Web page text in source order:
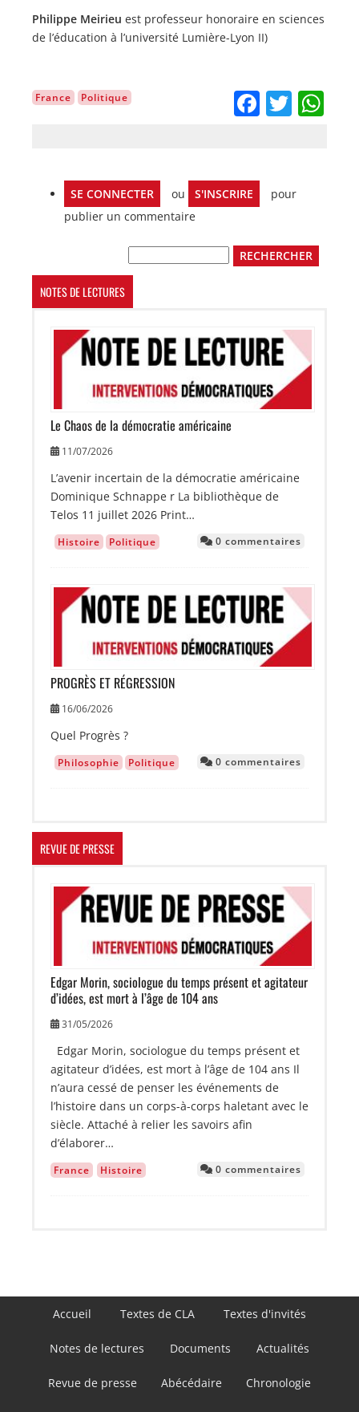
Philippe Meirieu est professeur honoraire en sciences
de l’éducation à l’université Lumière-Lyon II)
France Politique
SE CONNECTER ou S'INSCRIRE
pour
publier un commentaire
NOTES DE LECTURES
Image
Le Chaos de la démocratie américaine
11/07/2026
L’avenir incertain de la démocratie américaine
Dominique Schnappe r La bibliothèque de
Telos 11 juillet 2026 Print…
Histoire Politique 0 commentaires
Image
PROGRÈS ET RÉGRESSION
16/06/2026
Quel Progrès ?
Philosophie Politique 0 commentaires
REVUE DE PRESSE
Image
Edgar Morin, sociologue du temps présent et agitateur
d’idées, est mort à l’âge de 104 ans
31/05/2026
Edgar Morin, sociologue du temps présent et
agitateur d’idées, est mort à l’âge de 104 ans Il
n’aura cessé de penser les événements de
l’histoire dans un corps-à-corps haletant avec le
siècle. Attaché à relier les savoirs afin
d’élaborer…
France Histoire 0 commentaires
Navigation
Accueil Textes de CLA Textes d'invités
Notes de lectures Documents Actualités
Revue de presse Abécédaire Chronologie